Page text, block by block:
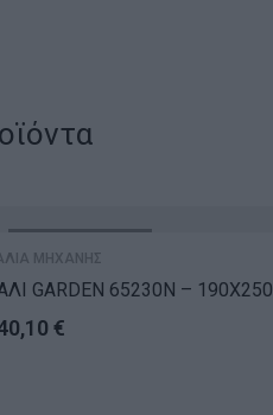
ΜΗΧΑΝΗΣ
GARDEN 65230N – 190X250
€